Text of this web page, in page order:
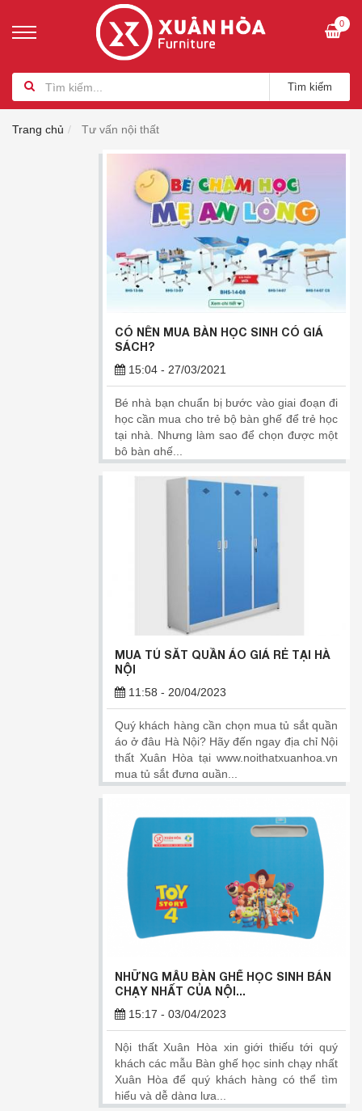
0
Tìm kiếm
Trang chủ Tư vấn nội thất
CÓ NÊN MUA BÀN HỌC SINH CÓ GIÁ
SÁCH?
15:04 - 27/03/2021
Bé nhà bạn chuẩn bị bước vào giai đoạn đi
học cần mua cho trẻ bộ bàn ghế để trẻ học
tại nhà. Nhưng làm sao để chọn được một
bộ bàn ghế...
MUA TỦ SẮT QUẦN ÁO GIÁ RẺ TẠI HÀ
NỘI
11:58 - 20/04/2023
Quý khách hàng cần chọn mua tủ sắt quần
áo ở đâu Hà Nội? Hãy đến ngay địa chỉ Nội
thất Xuân Hòa tại www.noithatxuanhoa.vn
mua tủ sắt đựng quần...
NHỮNG MẪU BÀN GHẾ HỌC SINH BÁN
CHẠY NHẤT CỦA NỘI...
15:17 - 03/04/2023
Nội thất Xuân Hòa xin giới thiếu tới quý
khách các mẫu Bàn ghế học sinh chạy nhất
Xuân Hòa để quý khách hàng có thể tìm
hiểu và dễ dàng lựa...